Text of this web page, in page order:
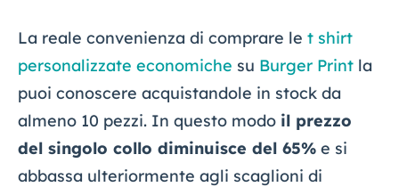
La reale convenienza di comprare le t shirt
personalizzate economiche su Burger Print la
puoi conoscere acquistandole in stock da
almeno 10 pezzi. In questo modo il prezzo
del singolo collo diminuisce del 65% e si
abbassa ulteriormente agli scaglioni di